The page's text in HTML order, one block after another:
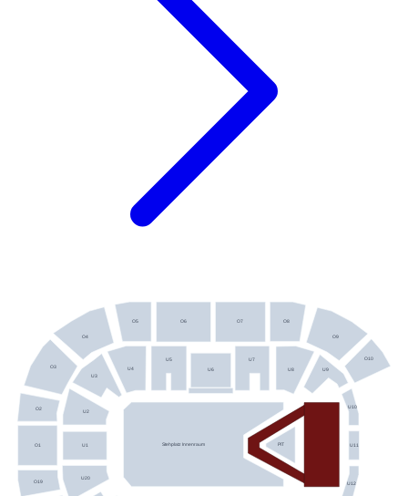
O19
O10
O9
O8
O7
O6
O5
O4
O3
O2
O1
U20
U12
U11
U10
U9
U8
U7
U6
U5
U4
U3
U2
U1 PIT
Stehplatz Innenraum